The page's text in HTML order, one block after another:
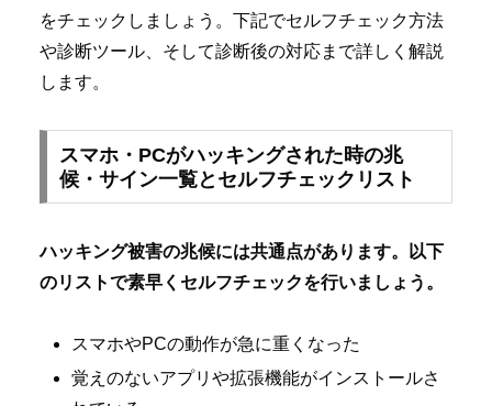
をチェックしましょう。下記でセルフチェック方法
や診断ツール、そして診断後の対応まで詳しく解説
します。
スマホ・PCがハッキングされた時の兆
候・サイン一覧とセルフチェックリスト
ハッキング被害の兆候には共通点があります。以下
のリストで素早くセルフチェックを行いましょう。
スマホやPCの動作が急に重くなった
覚えのないアプリや拡張機能がインストールさ